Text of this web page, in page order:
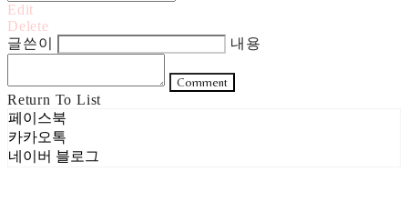
Edit
Delete
글쓴이
내용
Comment
Return To List
페이스북
카카오톡
네이버 블로그